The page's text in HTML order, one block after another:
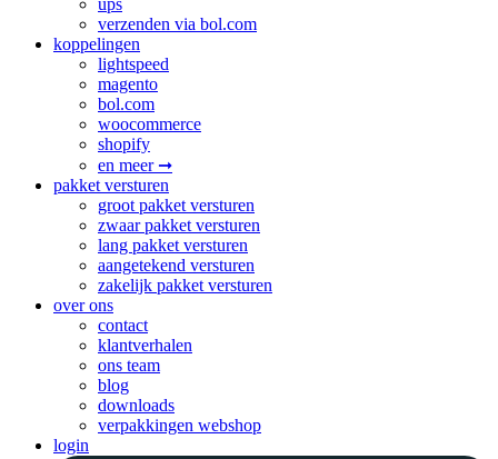
verzenden via bol.com
koppelingen
lightspeed
magento
bol.com
woocommerce
shopify
en meer ➞
pakket versturen
groot pakket versturen
zwaar pakket versturen
lang pakket versturen
aangetekend versturen
zakelijk pakket versturen
over ons
contact
klantverhalen
ons team
blog
downloads
verpakkingen webshop
login